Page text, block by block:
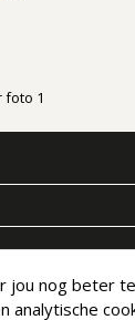
nieuwsbrief
jou nog beter
analytische